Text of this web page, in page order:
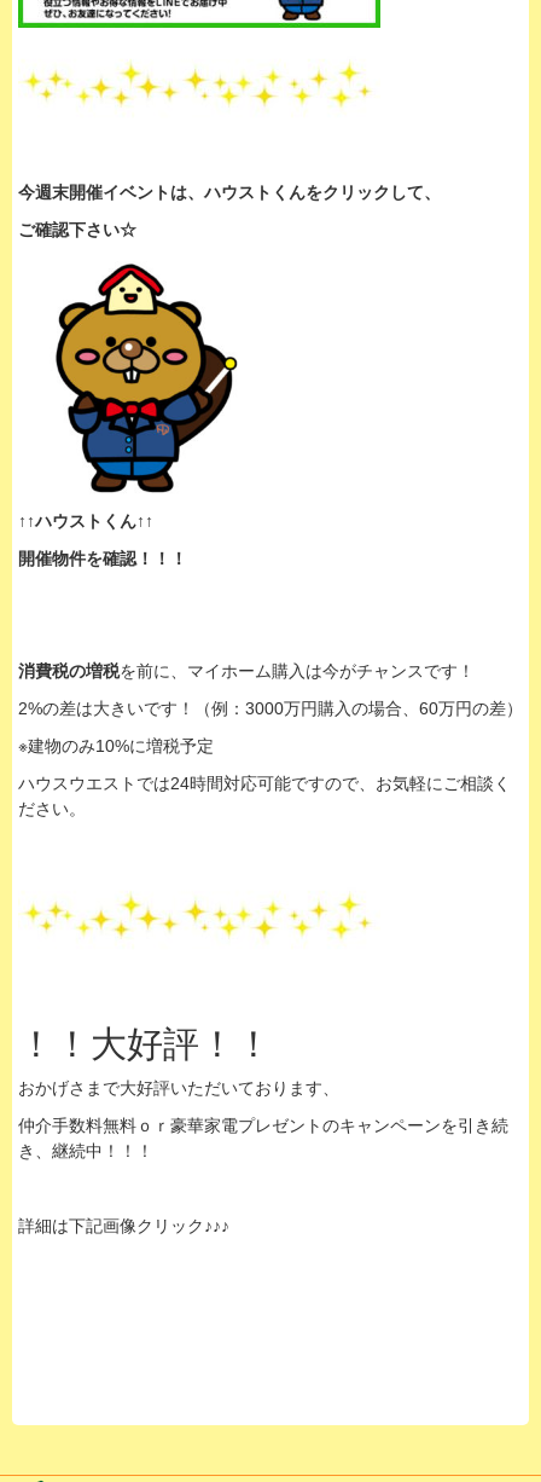
今週末開催イベントは、ハウストくんをクリックして、
ご確認下さい☆
↑↑ハウストくん↑↑
開催物件を確認！！！
消費税の増税を前に、マイホーム購入は今がチャンスです！
2%の差は大きいです！（例：3000万円購入の場合、60万円の差）
※建物のみ10%に増税予定
ハウスウエストでは24時間対応可能ですので、お気軽にご相談く
ださい。
！！大好評！！
おかげさまで大好評いただいております、
仲介手数料無料ｏｒ豪華家電プレゼントのキャンペーンを引き続
き、継続中！！！
詳細は下記画像クリック♪♪♪